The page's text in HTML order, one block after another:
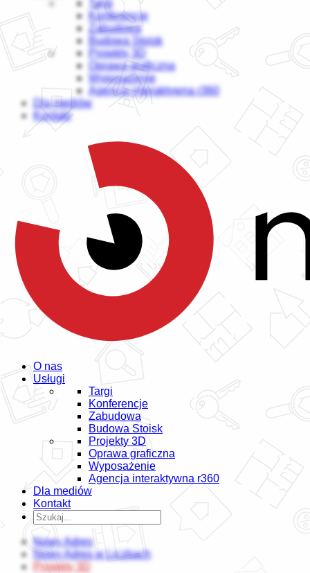
Targi
Konferencje
Zabudowa
Budowa Stoisk
Projekty 3D
Oprawa graficzna
Wyposażenie
Agencja interaktywna r360
Dla mediów
Kontakt
O nas
Usługi
Targi
Konferencje
Zabudowa
Budowa Stoisk
Projekty 3D
Oprawa graficzna
Wyposażenie
Agencja interaktywna r360
Dla mediów
Kontakt
Nowy Adres
Nowy Adres w Liczbach
Projekty 3D